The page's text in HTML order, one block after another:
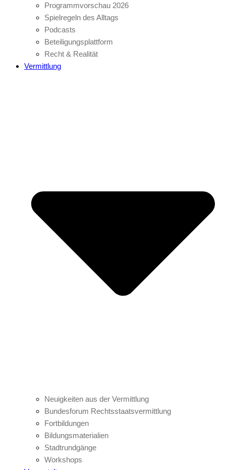
Programmvorschau 2026
Spielregeln des Alltags
Podcasts
Beteiligungsplattform
Recht & Realität
Vermittlung
Neuigkeiten aus der Vermittlung
Bundesforum Rechtsstaatsvermittlung
Fortbildungen
Bildungsmaterialien
Stadtrundgänge
Workshops